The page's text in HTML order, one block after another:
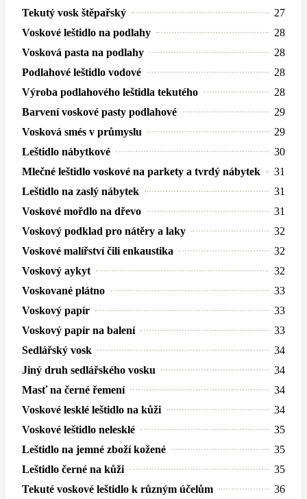
Tekutý vosk štěpařský
27
Voskové leštidlo na podlahy
28
Vosková pasta na podlahy
28
Podlahové leštidlo vodové
28
Výroba podlahového leštidla tekutého
28
Barvení voskové pasty podlahové
29
Vosková smés v průmyslu
29
Leštidlo nábytkové
30
Mlečné leštidlo voskové na parkety a tvrdý nábytek
31
Leštidlo na zaslý nábytek
31
Voskové mořdlo na dřevo
31
Voskový podklad pro nátěry a laky
32
Voskové malířství čili enkaustika
32
Voskový aykyt
32
Voskované plátno
33
Voskový papír
33
Voskový papír na balení
33
Sedlářský vosk
34
Jiný druh sedlářského vosku
34
Masť na černé řemení
34
Voskové lesklé leštidlo na kůži
34
Voskové leštidlo nelesklé
35
Leštidlo na jemné zboží kožené
35
Leštidlo černé na kůži
35
Tekuté voskové leštidlo k různým účelům
36